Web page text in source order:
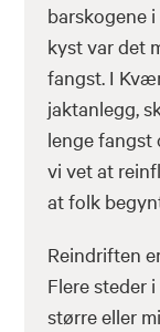
barskogene
kyst var det
fangst. I
jaktanlegg,
lenge fangst
vi vet at
at folk
Reindriften
Flere steder
større eller